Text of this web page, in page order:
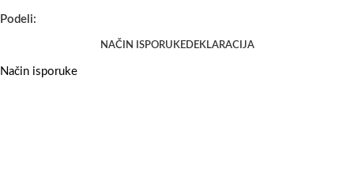
Podeli:
NAČIN ISPORUKEDEKLARACIJA
Način isporuke